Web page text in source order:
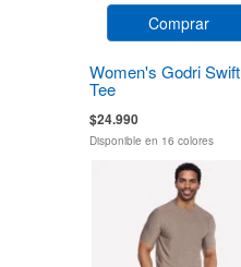
Comprar
Women's Godri Swift
Tee
$24.990
Disponible en 16 colores